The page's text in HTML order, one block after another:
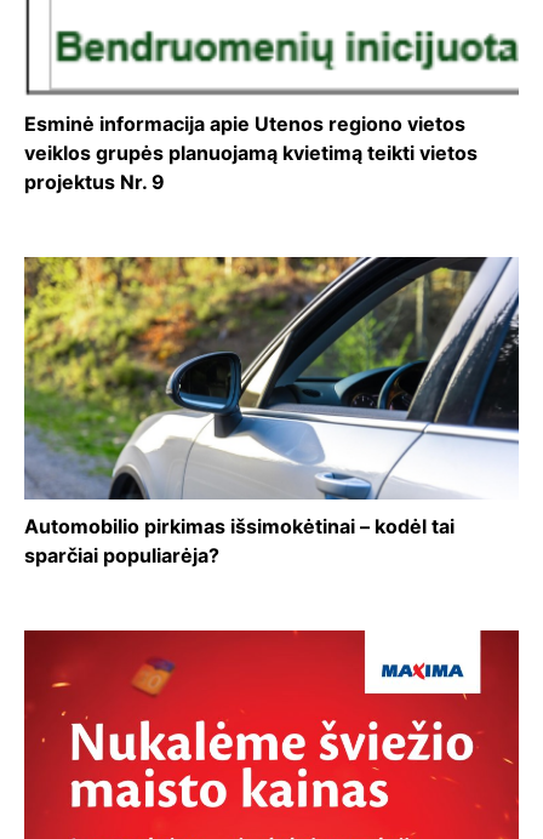
Esminė informacija apie Utenos regiono vietos
veiklos grupės planuojamą kvietimą teikti vietos
projektus Nr. 9
Automobilio pirkimas išsimokėtinai – kodėl tai
sparčiai populiarėja?